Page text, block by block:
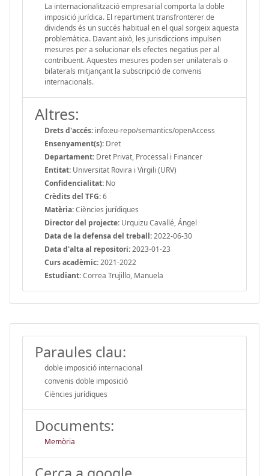
La internacionalització empresarial comporta la doble
imposició jurídica. El repartiment transfronterer de
dividends és un succés habitual en el qual sorgeix aquesta
problemàtica. Davant això, les jurisdiccions impulsen
mesures per a solucionar els efectes negatius per al
contribuent. Aquestes mesures poden ser unilaterals o
bilaterals mitjançant la subscripció de convenis
internacionals.
Altres:
Drets d'accés: info:eu-repo/semantics/openAccess
Ensenyament(s): Dret
Departament: Dret Privat, Processal i Financer
Entitat: Universitat Rovira i Virgili (URV)
Confidencialitat: No
Crèdits del TFG:6
Matèria:Ciències jurídiques
Director del projecte: Urquizu Cavallé, Ángel
Data de la defensa del treball:2022-06-30
Data d'alta al repositori:2023-01-23
Curs acadèmic:2021-2022
Estudiant:Correa Trujillo, Manuela
Paraules clau:
doble imposició internacional
convenis doble imposició
Ciències jurídiques
Documents:
Memòria